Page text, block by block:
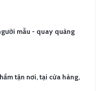
mẫu - quay quảng
tận nơi, tại cửa hàng,